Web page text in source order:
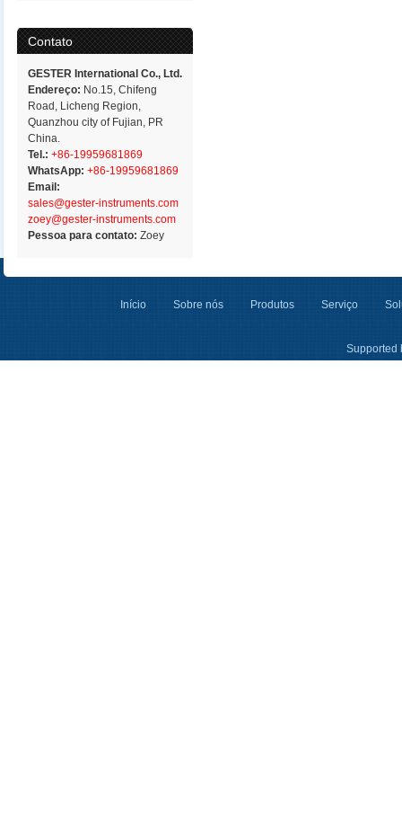
Contato
GESTER International Co., Ltd.
Endereço: No.15, Chifeng
Road, Licheng Region,
Quanzhou city of Fujian, PR
China.
Tel.: +86-19959681869
WhatsApp: +86-19959681869
Email:
sales@gester-instruments.com
zoey@gester-instruments.com
Pessoa para contato:Zoey
Início Sobre nós Produtos Serviço
Supported